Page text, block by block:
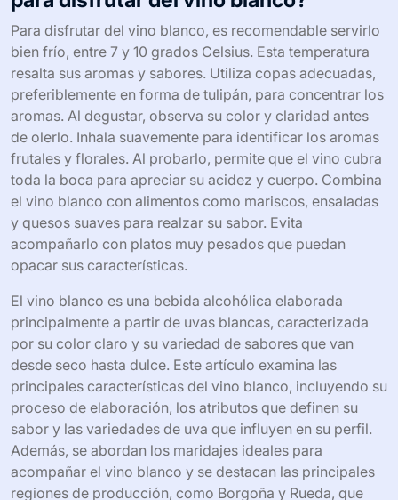
Para disfrutar del vino blanco, es recomendable servirlo
bien frío, entre 7 y 10 grados Celsius. Esta temperatura
resalta sus aromas y sabores. Utiliza copas adecuadas,
preferiblemente en forma de tulipán, para concentrar los
aromas. Al degustar, observa su color y claridad antes
de olerlo. Inhala suavemente para identificar los aromas
frutales y florales. Al probarlo, permite que el vino cubra
toda la boca para apreciar su acidez y cuerpo. Combina
el vino blanco con alimentos como mariscos, ensaladas
y quesos suaves para realzar su sabor. Evita
acompañarlo con platos muy pesados que puedan
opacar sus características.
El vino blanco es una bebida alcohólica elaborada
principalmente a partir de uvas blancas, caracterizada
por su color claro y su variedad de sabores que van
desde seco hasta dulce. Este artículo examina las
principales características del vino blanco, incluyendo su
proceso de elaboración, los atributos que definen su
sabor y las variedades de uva que influyen en su perfil.
Además, se abordan los maridajes ideales para
acompañar el vino blanco y se destacan las principales
regiones de producción, como Borgoña y Rueda, que